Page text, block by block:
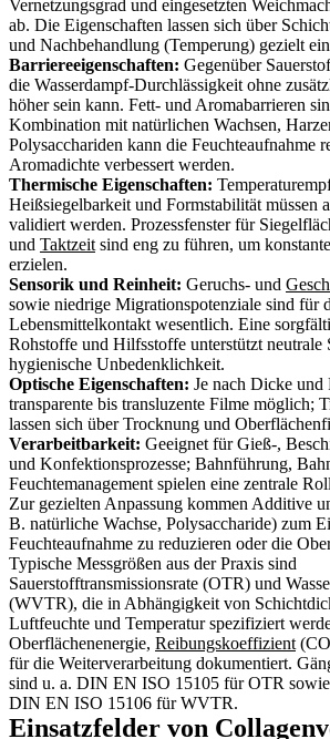
Vernetzungsgrad und eingesetzten
ab. Die Eigenschaften lassen sich über
und Nachbehandlung (Temperung) gezielt
Barriereeigenschaften: Gegenüber
die Wasserdampf-Durchlässigkeit ohne
höher sein kann. Fett- und Aromabarrieren
Kombination mit natürlichen Wachsen,
Polysacchariden kann die Feuchteaufnahme
Aromadichte verbessert werden.
Thermische Eigenschaften:
Heißsiegelbarkeit und Formstabilität müssen
validiert werden. Prozessfenster für
und Taktzeit sind eng zu führen, um
erzielen.
Sensorik und Reinheit: Geruchs- und
sowie niedrige Migrationspotenziale sind für
Lebensmittelkontakt wesentlich. Eine
Rohstoffe und Hilfsstoffe unterstützt neutrale
hygienische Unbedenklichkeit.
Optische Eigenschaften: Je nach Dicke und
transparente bis transluzente Filme möglich;
lassen sich über Trocknung und
Verarbeitbarkeit: Geeignet für Gieß-,
und Konfektionsprozesse; Bahnführung,
Feuchtemanagement spielen eine zentrale
Zur gezielten Anpassung kommen Additive
B. natürliche Wachse, Polysaccharide) zum
Feuchteaufnahme zu reduzieren oder die
Typische Messgrößen aus der Praxis sind
Sauerstofftransmissionsrate (OTR) und
(WVTR), die in Abhängigkeit von
Luftfeuchte und Temperatur spezifiziert
Oberflächenenergie, Reibungskoeffizient
für die Weiterverarbeitung dokumentiert.
sind u. a. DIN EN ISO 15105 für OTR
DIN EN ISO 15106 für WVTR.
Einsatzfelder von